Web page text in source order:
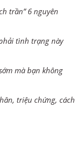
trần” 6 nguyên
tình trạng này
mà bạn không
triệu chứng, cách